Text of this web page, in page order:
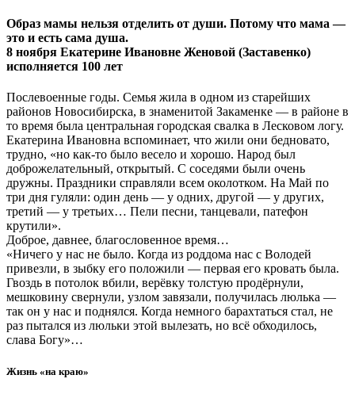
Образ мамы нельзя отделить от души. Потому что мама —
это и есть сама душа.
8 ноября Екатерине Ивановне Женовой (Заставенко)
исполняется 100 лет
Послевоенные годы. Семья жила в одном из старейших
районов Новосибирска, в знаменитой Закаменке — в районе в
то время была центральная городская свалка в Лесковом логу.
Екатерина Ивановна вспоминает, что жили они бедновато,
трудно, «но как-то было весело и хорошо. Народ был
доброжелательный, открытый. С соседями были очень
дружны. Праздники справляли всем околотком. На Май по
три дня гуляли: один день — у одних, другой — у других,
третий — у третьих… Пели песни, танцевали, патефон
крутили».
Доброе, давнее, благословенное время…
«Ничего у нас не было. Когда из роддома нас с Володей
привезли, в зыбку его положили — первая его кровать была.
Гвоздь в потолок вбили, верёвку толстую продёрнули,
мешковину свернули, узлом завязали, получилась люлька —
так он у нас и поднялся. Когда немного барахтаться стал, не
раз пытался из люльки этой вылезать, но всё обходилось,
слава Богу»…
Жизнь «на краю»